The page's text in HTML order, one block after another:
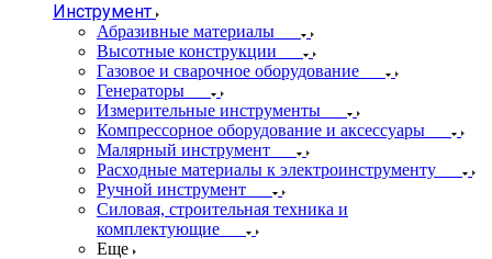
Инструмент
Абразивные материалы
Высотные конструкции
Газовое и сварочное оборудование
Генераторы
Измерительные инструменты
Компрессорное оборудование и аксессуары
Малярный инструмент
Расходные материалы к электроинструменту
Ручной инструмент
Силовая, строительная техника и
комплектующие
Еще